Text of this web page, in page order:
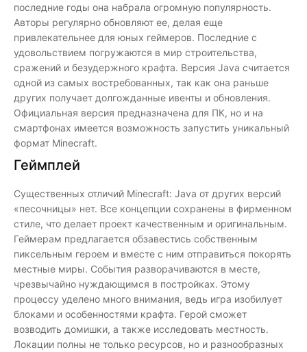
последние годы она набрала огромную популярность.
Авторы регулярно обновляют ее, делая еще
привлекательнее для юных геймеров. Последние с
удовольствием погружаются в мир строительства,
сражений и безудержного крафта. Версия Java считается
одной из самых востребованных, так как она раньше
других получает долгожданные ивенты и обновления.
Официальная версия предназначена для ПК, но и на
смартфонах имеется возможность запустить уникальный
формат Minecraft.
Геймплей
Существенных отличий Minecraft: Java от других версий
«песочницы» нет. Все концепции сохранены в фирменном
стиле, что делает проект качественным и оригинальным.
Геймерам предлагается обзавестись собственным
пиксельным героем и вместе с ним отправиться покорять
местные миры. События разворачиваются в месте,
чрезвычайно нуждающимся в постройках. Этому
процессу уделено много внимания, ведь игра изобилует
блоками и особенностями крафта. Герой сможет
возводить домишки, а также исследовать местность.
Локации полны не только ресурсов, но и разнообразных